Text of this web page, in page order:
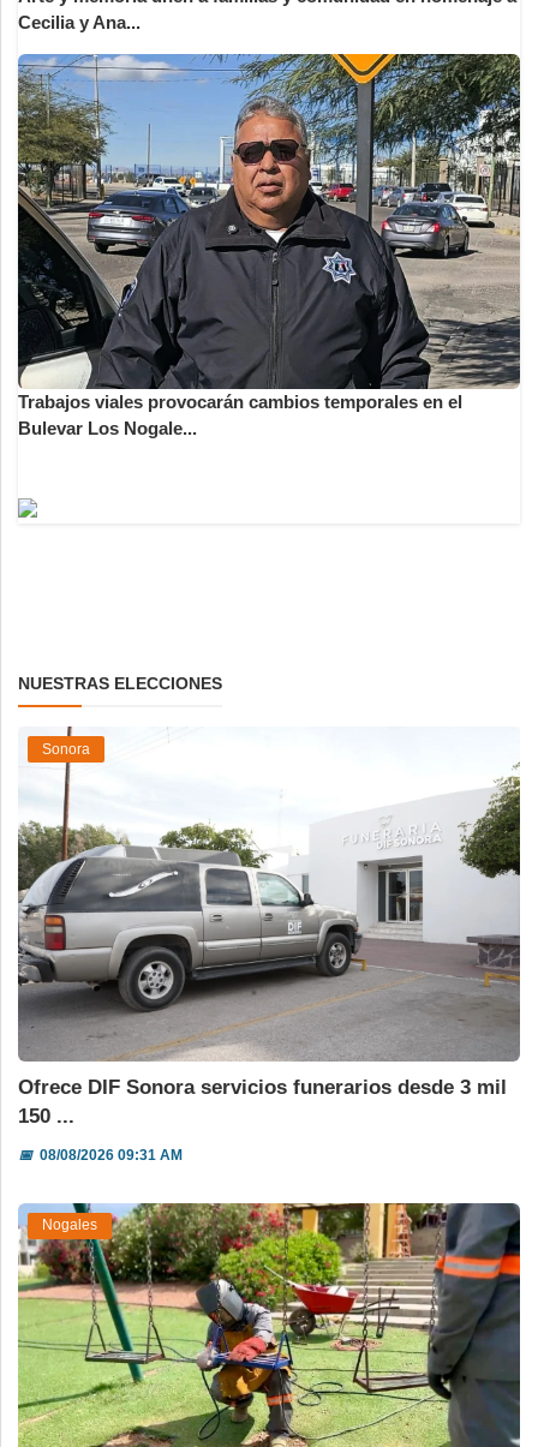
Cecilia y Ana...
Trabajos viales provocarán cambios temporales en el
Bulevar Los Nogale...
NUESTRAS ELECCIONES
Sonora
Ofrece DIF Sonora servicios funerarios desde 3 mil
150 ...
📅08/08/2026 09:31 AM
Nogales